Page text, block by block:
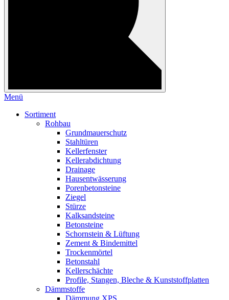
Menü
Sortiment
Rohbau
Grundmauerschutz
Stahltüren
Kellerfenster
Kellerabdichtung
Drainage
Hausentwässerung
Porenbetonsteine
Ziegel
Stürze
Kalksandsteine
Betonsteine
Schornstein & Lüftung
Zement & Bindemittel
Trockenmörtel
Betonstahl
Kellerschächte
Profile, Stangen, Bleche & Kunststoffplatten
Dämmstoffe
Dämmung XPS